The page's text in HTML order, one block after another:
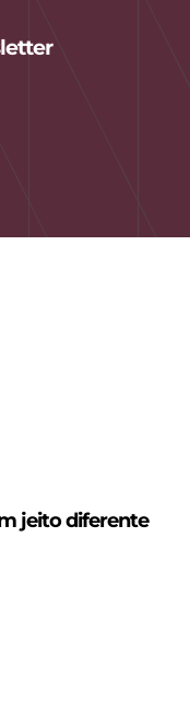
jeito diferente